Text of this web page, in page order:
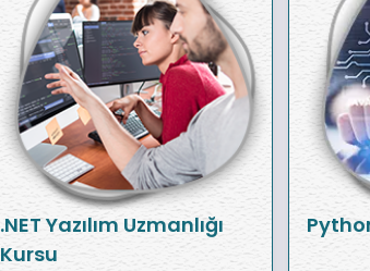
.NET Yazılım Uzmanlığı
Kursu